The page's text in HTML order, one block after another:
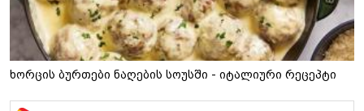
ხორცის ბურთები ნაღების სოუსში - იტალიური რეცეპტი